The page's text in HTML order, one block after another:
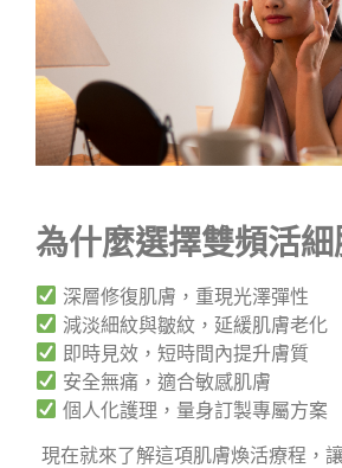
為什麼選擇雙頻活細
深層修復肌膚，重現光澤彈性
減淡細紋與皺紋，延緩肌膚老化
即時見效，短時間內提升膚質
安全無痛，適合敏感肌膚
個人化護理，量身訂製專屬方案
現在就來了解這項肌膚煥活療程，